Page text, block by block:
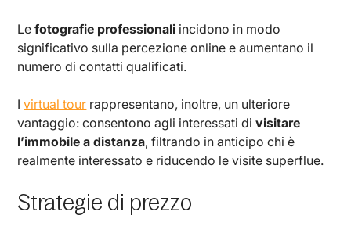
Lefotografie professionali incidono in modo
significativo sulla percezione online e aumentano il
numero di contatti qualificati.
Ivirtual tour rappresentano, inoltre, un ulteriore
vantaggio: consentono agli interessati divisitare
l’immobile a distanza, filtrando in anticipo chi è
realmente interessato e riducendo le visite superflue.
Strategie di prezzo